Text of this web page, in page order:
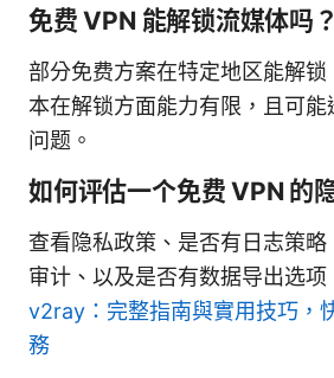
免费 VPN 能解锁流媒体吗？
部分免费方案在特定地区能解
本在解锁方面能力有限，且可
问题。
如何评估一个免费 VPN 的
查看隐私政策、是否有日志策
审计、以及是否有数据导出选项
v2ray：完整指南與實用技巧，
務